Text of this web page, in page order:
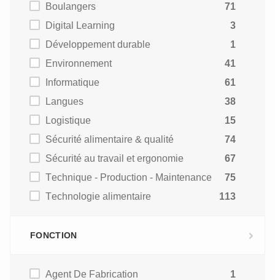
Boulangers
71
Digital Learning
3
Développement durable
1
Environnement
41
Informatique
61
Langues
38
Logistique
15
Sécurité alimentaire & qualité
74
Sécurité au travail et ergonomie
67
Technique - Production - Maintenance
75
Technologie alimentaire
113
FONCTION
Agent De Fabrication
1